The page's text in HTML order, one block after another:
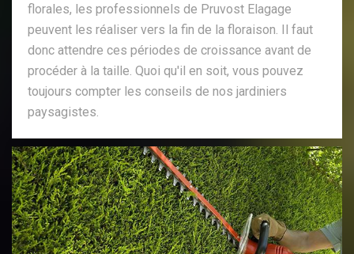
florales, les professionnels de Pruvost Elagage
peuvent les réaliser vers la fin de la floraison. Il faut
donc attendre ces périodes de croissance avant de
procéder à la taille. Quoi qu'il en soit, vous pouvez
toujours compter les conseils de nos jardiniers
paysagistes.